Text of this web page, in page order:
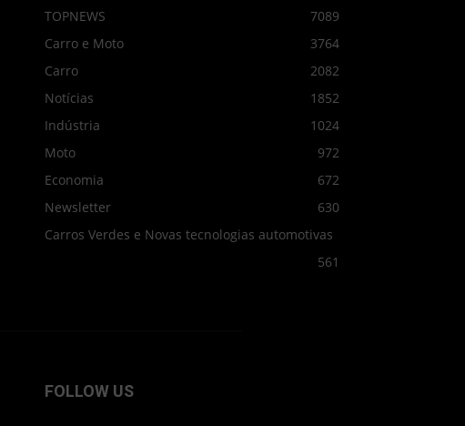
TOPNEWS
7089
Carro e Moto
3764
Carro
2082
Notícias
1852
Indústria
1024
Moto
972
Economia
672
Newsletter
630
Carros Verdes e Novas tecnologias automotivas
561
FOLLOW US